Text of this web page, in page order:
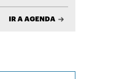
IR A AGENDA